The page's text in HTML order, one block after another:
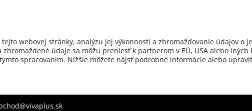
webovej stránky, analýzu jej výkonnosti a zhromažďovanie údajov o
údaje sa môžu preniesť k partnerom v EÚ, USA alebo
spracovaním. Nižšie môžete nájsť podrobné informácie alebo